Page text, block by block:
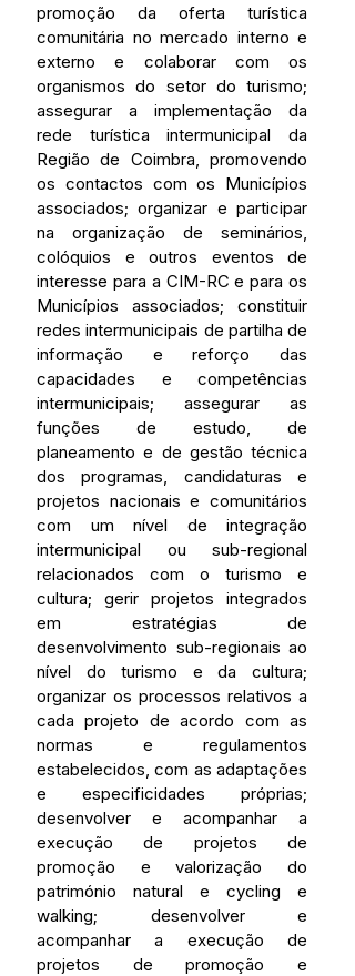
promoção da oferta turística
comunitária no mercado interno e
externo e colaborar com os
organismos do setor do turismo;
assegurar a implementação da
rede turística intermunicipal da
Região de Coimbra, promovendo
os contactos com os Municípios
associados; organizar e participar
na organização de seminários,
colóquios e outros eventos de
interesse para a CIM-RC e para os
Municípios associados; constituir
redes intermunicipais de partilha de
informação e reforço das
capacidades e competências
intermunicipais; assegurar as
funções de estudo, de
planeamento e de gestão técnica
dos programas, candidaturas e
projetos nacionais e comunitários
com um nível de integração
intermunicipal ou sub-regional
relacionados com o turismo e
cultura; gerir projetos integrados
em estratégias de
desenvolvimento sub-regionais ao
nível do turismo e da cultura;
organizar os processos relativos a
cada projeto de acordo com as
normas e regulamentos
estabelecidos, com as adaptações
e especificidades próprias;
desenvolver e acompanhar a
execução de projetos de
promoção e valorização do
património natural e cycling e
walking; desenvolver e
acompanhar a execução de
projetos de promoção e